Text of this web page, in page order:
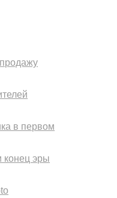
в первом
конец эры